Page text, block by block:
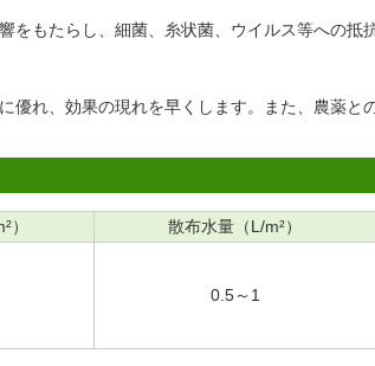
もたらし、細菌、糸状菌、ウイルス等への抵
れ、効果の現れを早くします。また、農薬と
） 散布水量（L/m²）
0.5～1